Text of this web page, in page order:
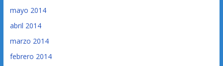
mayo 2014
abril 2014
marzo 2014
febrero 2014